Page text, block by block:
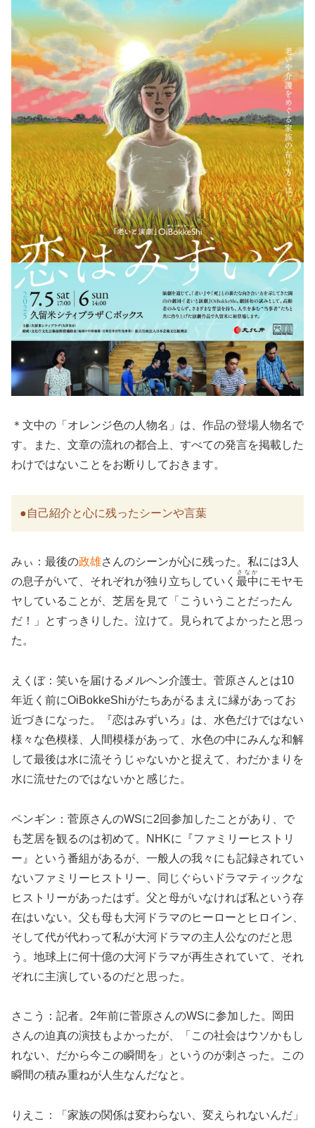
＊文中の「オレンジ色の人物名」は、作品の登場人物名で
す。また、文章の流れの都合上、すべての発言を掲載した
わけではないことをお断りしておきます。
●自己紹介と心に残ったシーンや言葉
みぃ：最後の政雄さんのシーンが心に残った。私には3人
の息子がいて、それぞれが独り立ちしていく 最中
さなか
にモヤモ
ヤしていることが、芝居を見て「こういうことだったん
だ！」とすっきりした。泣けて。見られてよかったと思っ
た。
えくぼ：笑いを届けるメルヘン介護士。菅原さんとは10
年近く前にOiBokkeShiがたちあがるまえに縁があってお
近づきになった。『恋はみずいろ』は、水色だけではない
様々な色模様、人間模様があって、水色の中にみんな和解
して最後は水に流そうじゃないかと捉えて、わだかまりを
水に流せたのではないかと感じた。
ペンギン：菅原さんのWSに2回参加したことがあり、で
も芝居を観るのは初めて。NHKに『ファミリーヒストリ
ー』という番組があるが、一般人の我々にも記録されてい
ないファミリーヒストリー、同じぐらいドラマティックな
ヒストリーがあったはず。父と母がいなければ私という存
在はいない。父も母も大河ドラマのヒーローとヒロイン、
そして代が代わって私が大河ドラマの主人公なのだと思
う。地球上に何十億の大河ドラマが再生されていて、それ
ぞれに主演しているのだと思った。
さこう：記者。2年前に菅原さんのWSに参加した。岡田
さんの迫真の演技もよかったが、「この社会はウソかもし
れない、だから今この瞬間を」というのが刺さった。この
瞬間の積み重ねが人生なんだなと。
りえこ：「家族の関係は変わらない、変えられないんだ」